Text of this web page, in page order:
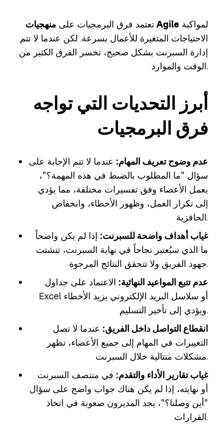
تعتمد فرق البرمجيات علىمنهجيات Agile
الاحتياجات المتغيرة للأعمال بسرعة. لكن عندما لا تتم
إدارة السبرنت بشكل صحيح، تخسر الفرق الكثير من
الوقت والموارد.
أبرز التحديات التي تواجه
فرق البرمجيات
عدم وضوح تعريف المهام: عندما لا تتم الإجابة على
سؤال "ما المطلوب بالضبط في هذه المهمة؟"،
يعمل الأعضاء وفق تفسيرات مختلفة، مما يؤدي
إلى تكرار العمل، وظهور الأخطاء، وانخفاض
الحافزية.
غياب أهداف واضحة للسبرنت: إذا لم يكن واضحاً
ما الذي سيُعتبر نجاحاً في نهاية السبرنت، تتشتت
جهود الفريق ولا تتحقق النتائج المرجوة.
عدم تتبع المواعيد النهائية: الاعتماد على جداول
Excel أو سلاسل البريد الإلكتروني يزيد الأخطاء
ويؤدي إلى تأخير التسليم.
انقطاع التواصل داخل الفريق: عندما لا تصل
التغييرات في المهام إلى جميع الأعضاء، تظهر
مشكلات متتالية خلال السبرنت.
غياب تقارير الأداء والتقدم: في منتصف السبرنت
أو نهايته، إذا لم يكن هناك جواب واضح على سؤال
"أين وصلنا؟"، يجد المديرون صعوبة في اتخاذ
القرارات.